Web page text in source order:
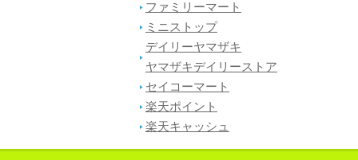
ファミリーマート
ミニストップ
デイリーヤマザキ
ヤマザキデイリーストア
セイコーマート
楽天ポイント
楽天キャッシュ